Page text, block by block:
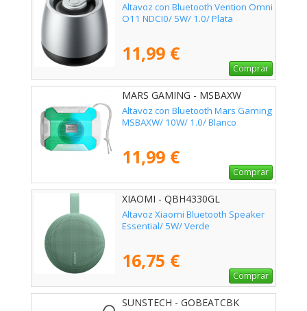
Altavoz con Bluetooth Vention Omni
O11 NDCI0/ 5W/ 1.0/ Plata
11,99 €
Comprar
MARS GAMING - MSBAXW
Altavoz con Bluetooth Mars Gaming
MSBAXW/ 10W/ 1.0/ Blanco
11,99 €
Comprar
XIAOMI - QBH4330GL
Altavoz Xiaomi Bluetooth Speaker
Essential/ 5W/ Verde
16,75 €
Comprar
SUNSTECH - GOBEATCBK